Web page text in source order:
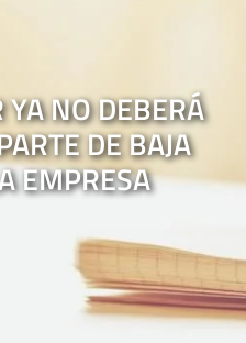
YA NO DEBERÁ
DE BAJA
EMPRESA